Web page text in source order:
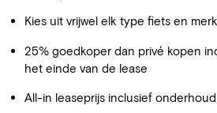
Kies uit vrijwel elk type fiets en merk
25% goedkoper dan privé kopen
het einde van de lease
All-in leaseprijs inclusief